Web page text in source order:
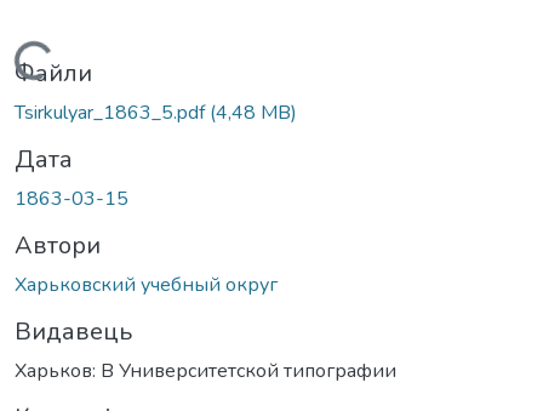
Вантажиться...
Файли
Tsirkulyar_1863_5.pdf(4,48 MB)
Дата
1863-03-15
Автори
Харьковский учебный округ
Видавець
Харьков: В Университетской типографии